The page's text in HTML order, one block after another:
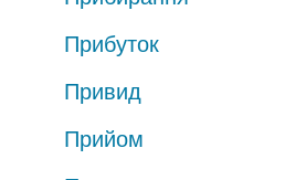
Прибуток
Привид
Прийом